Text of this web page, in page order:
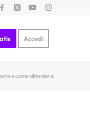
Accedi
e come difendersi